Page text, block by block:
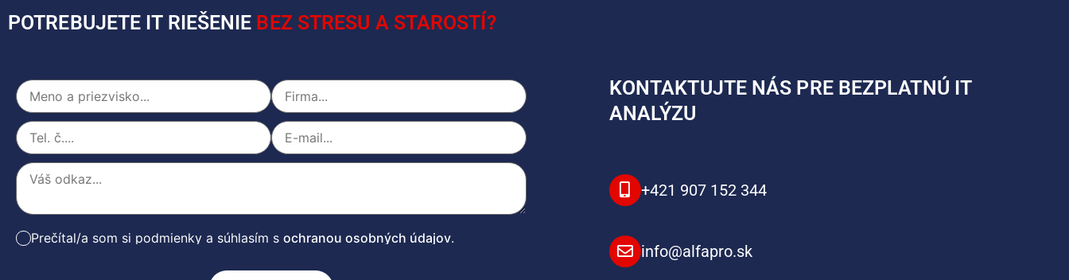
POTREBUJETE IT RIEŠENIE BEZ STRESU A STAROSTÍ?
Prečítal/a som si podmienky a súhlasím sochranou osobných údajov.
KONTAKTUJTE NÁS PRE BEZPLATNÚ IT
ANALÝZU
+421 907 152 344
info@alfapro.sk